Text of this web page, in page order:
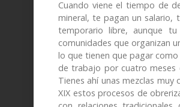
Cuando viene el tiempo de
mineral, te pagan un salario,
temporario libre, aunque
comunidades que organizan
lo que tienen que pagar
de trabajo por cuatro meses
Tienes ahí unas mezclas
XIX estos procesos de